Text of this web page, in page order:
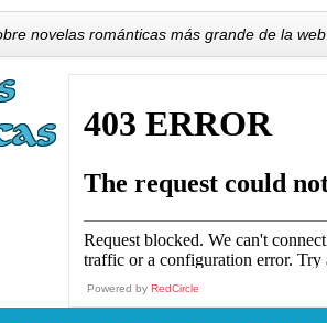
novelas románticas más grande de la web
Powered by RedCircle